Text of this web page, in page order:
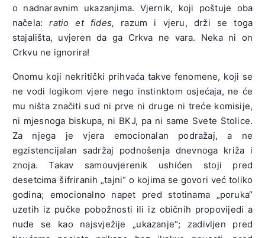
o nadnaravnim ukazanjima. Vjernik, koji poštuje oba
načela:ratio et fides, razum i vjeru, drži se toga
stajališta, uvjeren da ga Crkva ne vara. Neka ni on
Crkvu ne ignorira!
Onomu koji nekritički prihvaća takve fenomene, koji se
ne vodi logikom vjere nego instinktom osjećaja, ne će
mu ništa značiti sud ni prve ni druge ni treće komisije,
ni mjesnoga biskupa, ni BKJ, pa ni same Svete Stolice.
Za njega je vjera emocionalan podražaj, a ne
egzistencijalan sadržaj podnošenja dnevnoga križa i
znoja. Takav samouvjerenik ushićen stoji pred
desetcima šifriranih „tajni“ o kojima se govori već toliko
godina; emocionalno napet pred stotinama „poruka“
uzetih iz pučke pobožnosti ili iz običnih propovijedi a
nude se kao najsvježije „ukazanje“; zadivljen pred